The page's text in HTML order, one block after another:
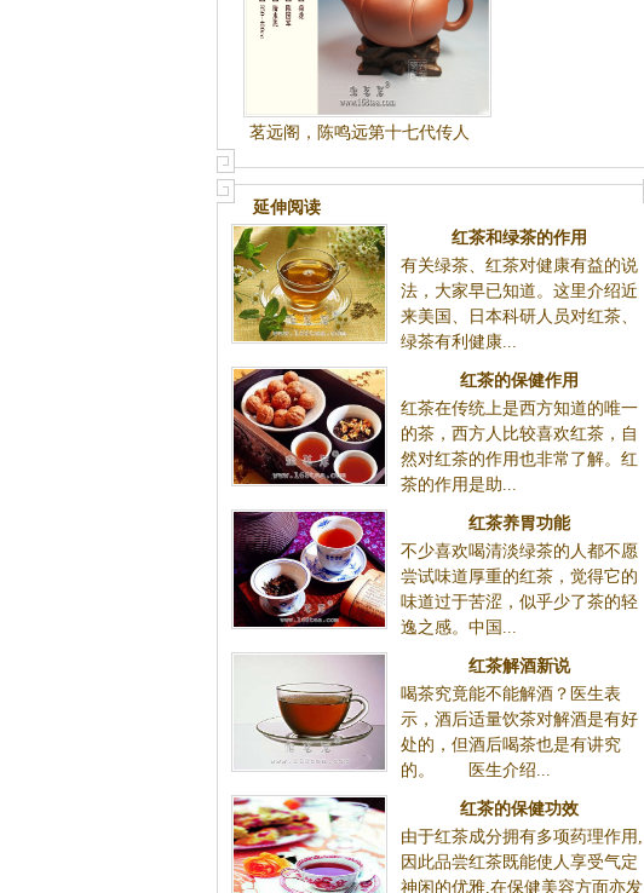
茗远阁，陈鸣远第十七代传人
陈国军纯手工制作
延伸阅读
红茶和绿茶的作用
有关绿茶、红茶对健康有益的说
法，大家早已知道。这里介绍近
来美国、日本科研人员对红茶、
绿茶有利健康...
红茶的保健作用
红茶在传统上是西方知道的唯一
的茶，西方人比较喜欢红茶，自
然对红茶的作用也非常了解。红
茶的作用是助...
红茶养胃功能
不少喜欢喝清淡绿茶的人都不愿
尝试味道厚重的红茶，觉得它的
味道过于苦涩，似乎少了茶的轻
逸之感。中国...
红茶解酒新说
喝茶究竟能不能解酒？医生表
示，酒后适量饮茶对解酒是有好
处的，但酒后喝茶也是有讲究
的。 医生介绍...
红茶的保健功效
由于红茶成分拥有多项药理作用,
因此品尝红茶既能使人享受气定
神闲的优雅,在保健美容方面亦发